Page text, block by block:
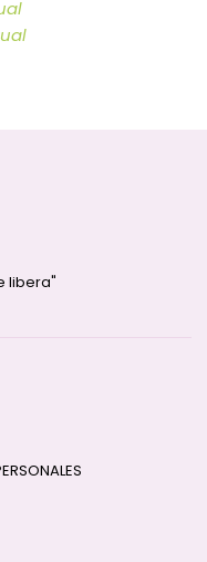
libera"